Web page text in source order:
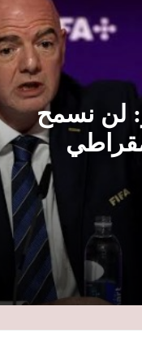
لن نسمح